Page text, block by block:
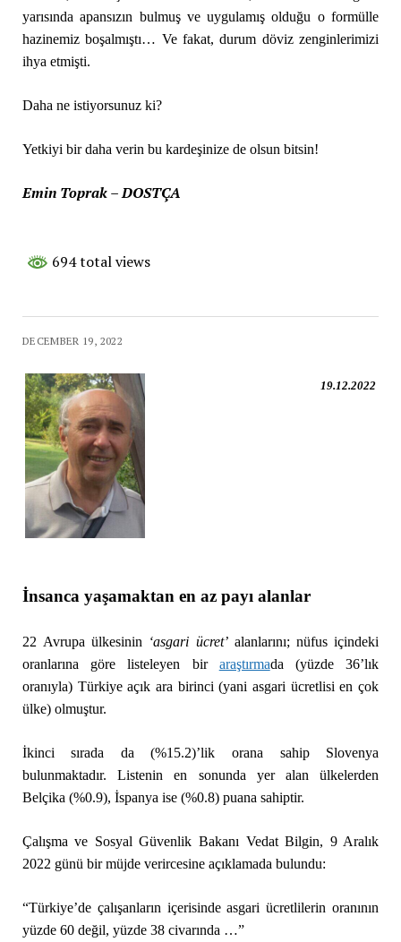
yarısında apansızın bulmuş ve uygulamış olduğu o formülle
hazinemiz boşalmıştı… Ve fakat, durum döviz zenginlerimizi
ihya etmişti.
Daha ne istiyorsunuz ki?
Yetkiyi bir daha verin bu kardeşinize de olsun bitsin!
Emin Toprak – DOSTÇA
694 total views
DECEMBER 19, 2022
19.12.2022
İnsanca yaşamaktan en az payı alanlar
22 Avrupa ülkesinin ‘asgari ücret’ alanlarını; nüfus içindeki
oranlarına göre listeleyen bir araştırmada (yüzde 36’lık
oranıyla) Türkiye açık ara birinci (yani asgari ücretlisi en çok
ülke) olmuştur.
İkinci sırada da (%15.2)’lik orana sahip Slovenya
bulunmaktadır. Listenin en sonunda yer alan ülkelerden
Belçika (%0.9), İspanya ise (%0.8) puana sahiptir.
Çalışma ve Sosyal Güvenlik Bakanı Vedat Bilgin, 9 Aralık
2022 günü bir müjde verircesine açıklamada bulundu:
“Türkiye’de çalışanların içerisinde asgari ücretlilerin oranının
yüzde 60 değil, yüzde 38 civarında …”